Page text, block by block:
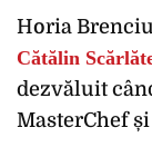
Horia
Cătălin
dezvăluit
MasterChef